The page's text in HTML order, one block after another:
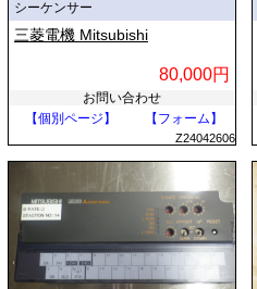
シーケンサー
三菱電機 Mitsubishi
80,000円
お問い合わせ
【個別ページ】
【フォーム】
Z24042606